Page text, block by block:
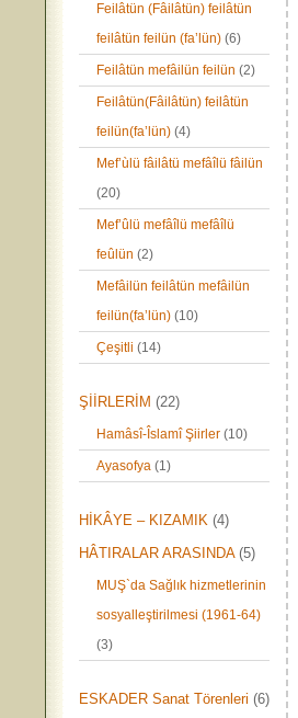
Feilâtün (Fâilâtün) feilâtün
feilâtün feilün (fa’lün) (6)
Feilâtün mefâilün feilün (2)
Feilâtün(Fâilâtün) feilâtün
feilün(fa’lün) (4)
Mef’ùlü fâilâtü mefâîlü fâilün
(20)
Mef’ûlü mefâîlü mefâîlü
feûlün (2)
Mefâilün feilâtün mefâilün
feilün(fa’lün) (10)
Çeşitli (14)
ŞİİRLERİM (22)
Hamâsî-Îslamî Şiirler (10)
Ayasofya (1)
HİKÂYE – KIZAMIK (4)
HÂTIRALAR ARASINDA(5)
MUŞ`da Sağlık hizmetlerinin
sosyalleştirilmesi (1961-64)
(3)
ESKADER Sanat Törenleri (6)